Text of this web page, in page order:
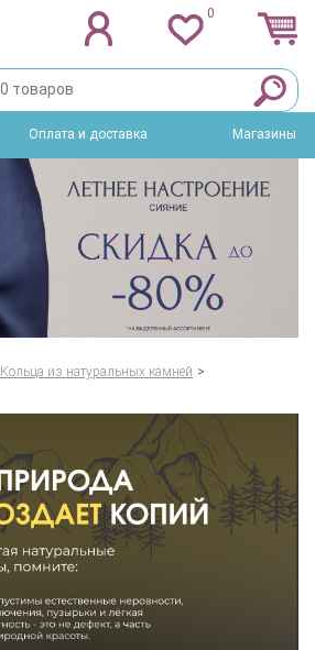
0
Оплата и доставка Магазины
Кольца из натуральных камней >